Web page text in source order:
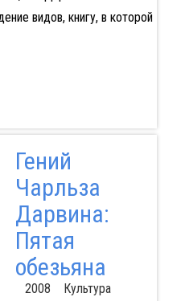
видов, книгу, в которой
Гений
Чарльза
Дарвина:
Пятая
обезьяна
2008 Культура